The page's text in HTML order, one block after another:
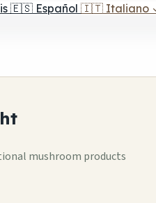
🇪🇸 Español 🇮🇹 Italiano
mushroom products